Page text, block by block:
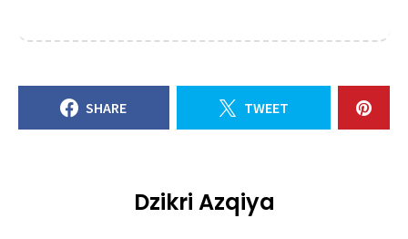
SHARE TWEET
Dzikri Azqiya